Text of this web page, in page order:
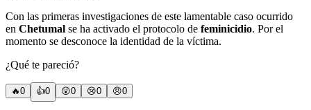
Con las primeras investigaciones de este lamentable caso ocurrido
en Chetumal se ha activado el protocolo de feminicidio. Por el
momento se desconoce la identidad de la víctima.
¿Qué te pareció?
🔥0 👍0 😲0 😢0 😠0